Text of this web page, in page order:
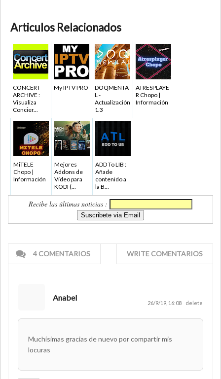
Articulos Relacionados
CONCERT
ARCHIVE :
Visualiza
Concier...
My IPTV PRO
DOQMENTA
L -
Actualización
1.3
ATRESPLAYE
R Chopo |
Información
MiTELE
Chopo |
Información
Mejores
Addons de
Vídeo para
KODI (...
ADD To LIB :
Añade
contenido a
la B...
Recibe las últimas noticias :
4 COMENTARIOS WRITE COMENTARIOS
Anabel
26/9/19, 16:08 delete
Muchísimas gracias de nuevo por compartir mis
locuras